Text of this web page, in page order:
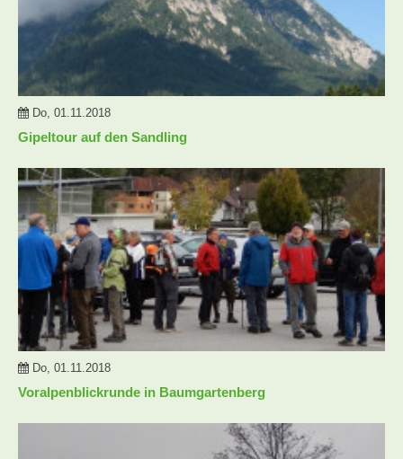
Do, 01.11.2018
Gipeltour auf den Sandling
Do, 01.11.2018
Voralpenblickrunde in Baumgartenberg